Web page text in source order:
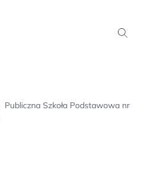
Publiczna Szkoła Podstawowa nr